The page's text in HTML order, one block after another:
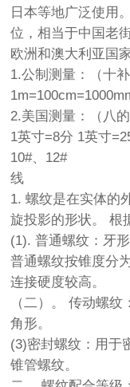
日本等地广泛使用
位，相当于中国老
欧洲和澳大利亚国家
1.公制测量：（十补
2.美国测量：（八的
1英寸=8分 1英寸
10#、12#
线
1. 螺纹是在实体的
旋投影的形状。 根
(1). 普通螺纹：牙
普通螺纹按锥度分
连接硬度较高。
（二）。 传动螺
角形。
(3)密封螺纹：用于
锥管螺纹。